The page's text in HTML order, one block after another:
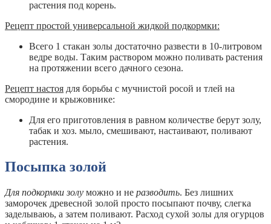
растения под корень.
Рецепт простой универсальной жидкой подкормки:
Всего 1 стакан золы достаточно развести в 10-литровом
ведре воды. Таким раствором можно поливать растения
на протяжении всего дачного сезона.
Рецепт настоя для борьбы с мучнистой росой и тлей на
смородине и крыжовнике:
Для его приготовления в равном количестве берут золу,
табак и хоз. мыло, смешивают, настаивают, поливают
растения.
Посыпка золой
Для подкормки золу можно и не разводить. Без лишних
заморочек древесной золой просто посыпают почву, слегка
заделываюь, а затем поливают. Расход сухой золы для огурцов